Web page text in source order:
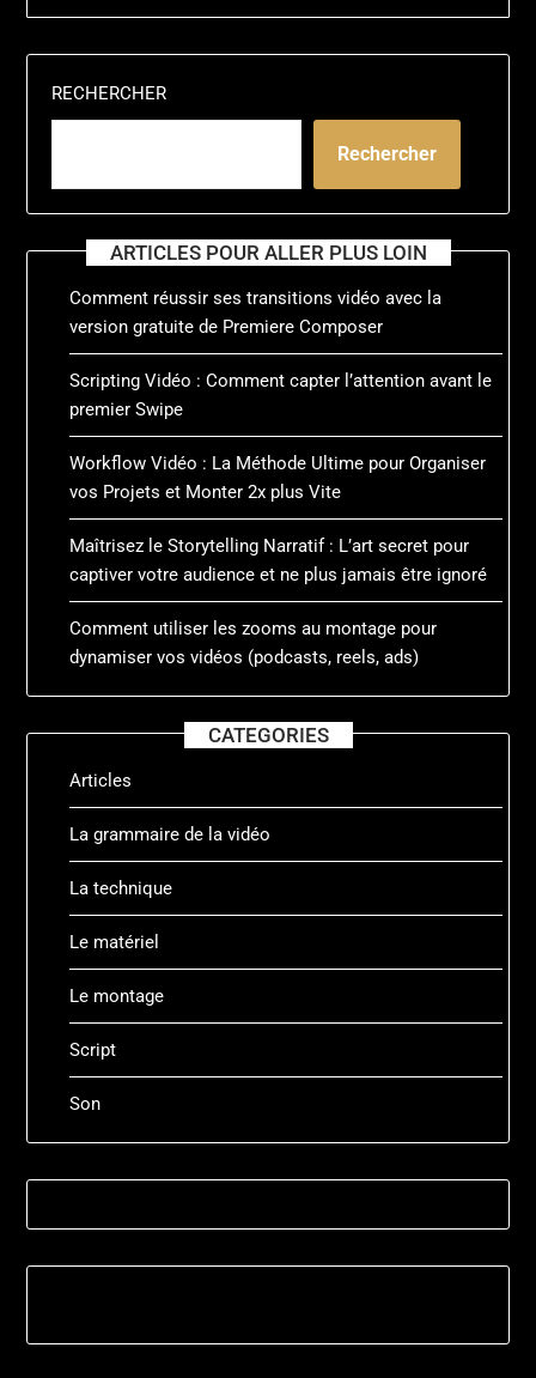
ALTERNATIVE:
RECHERCHER
Rechercher
ARTICLES POUR ALLER PLUS LOIN
Comment réussir ses transitions vidéo avec la
version gratuite de Premiere Composer
Scripting Vidéo : Comment capter l’attention avant le
premier Swipe
Workflow Vidéo : La Méthode Ultime pour Organiser
vos Projets et Monter 2x plus Vite
Maîtrisez le Storytelling Narratif : L’art secret pour
captiver votre audience et ne plus jamais être ignoré
Comment utiliser les zooms au montage pour
dynamiser vos vidéos (podcasts, reels, ads)
CATEGORIES
Articles
La grammaire de la vidéo
La technique
Le matériel
Le montage
Script
Son